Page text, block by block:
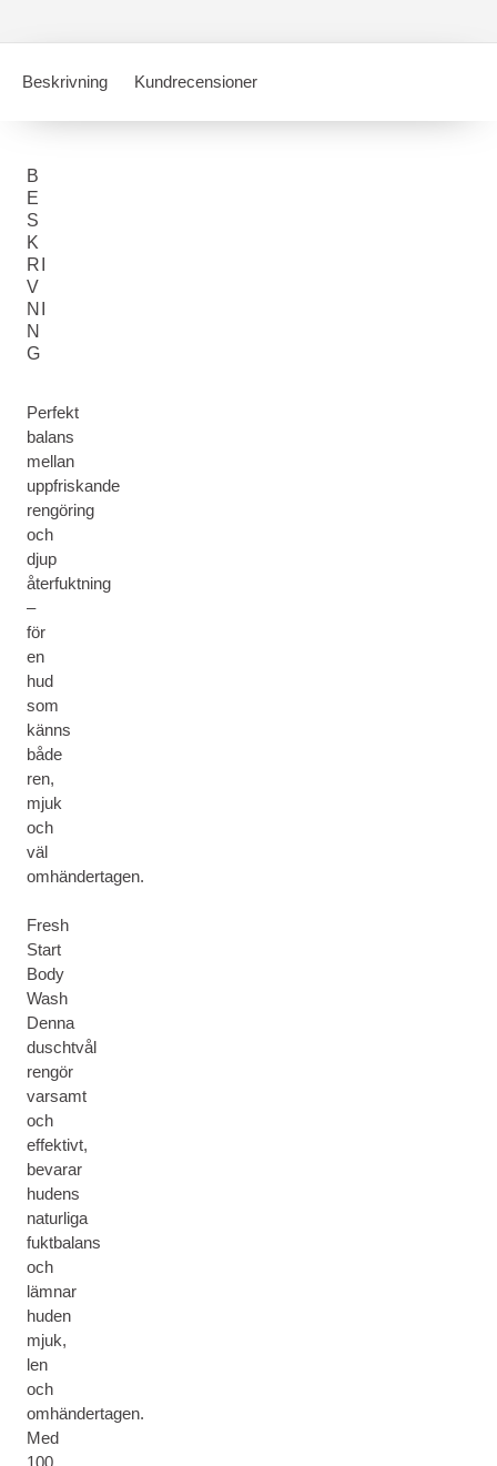
Beskrivning Kundrecensioner
B
E
S
K
RI
V
NI
N
G
Perfekt
balans
mellan
uppfriskande
rengöring
och
djup
återfuktning
–
för
en
hud
som
känns
både
ren,
mjuk
och
väl
omhändertagen.
Fresh
Start
Body
Wash
Denna
duschtvål
rengör
varsamt
och
effektivt,
bevarar
hudens
naturliga
fuktbalans
och
lämnar
huden
mjuk,
len
och
omhändertagen.
Med
100